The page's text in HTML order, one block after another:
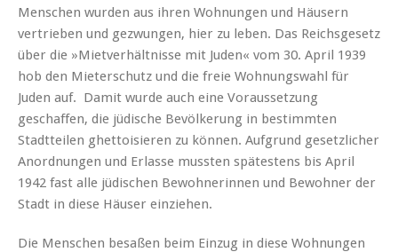
Menschen wurden aus ihren Wohnungen und Häusern
vertrieben und gezwungen, hier zu leben. Das Reichsgesetz
über die »Mietverhältnisse mit Juden« vom 30. April 1939
hob den Mieterschutz und die freie Wohnungswahl für
Juden auf. Damit wurde auch eine Voraussetzung
geschaffen, die jüdische Bevölkerung in bestimmten
Stadtteilen ghettoisieren zu können. Aufgrund gesetzlicher
Anordnungen und Erlasse mussten spätestens bis April
1942 fast alle jüdischen Bewohnerinnen und Bewohner der
Stadt in diese Häuser einziehen.
Die Menschen besaßen beim Einzug in diese Wohnungen